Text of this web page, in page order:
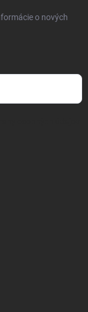
o nových